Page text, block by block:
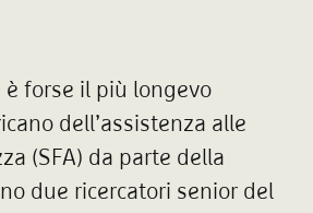
è forse il più longevo
dell’assistenza alle
(SFA) da parte della
due ricercatori senior del